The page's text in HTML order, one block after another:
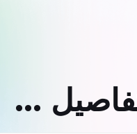
...